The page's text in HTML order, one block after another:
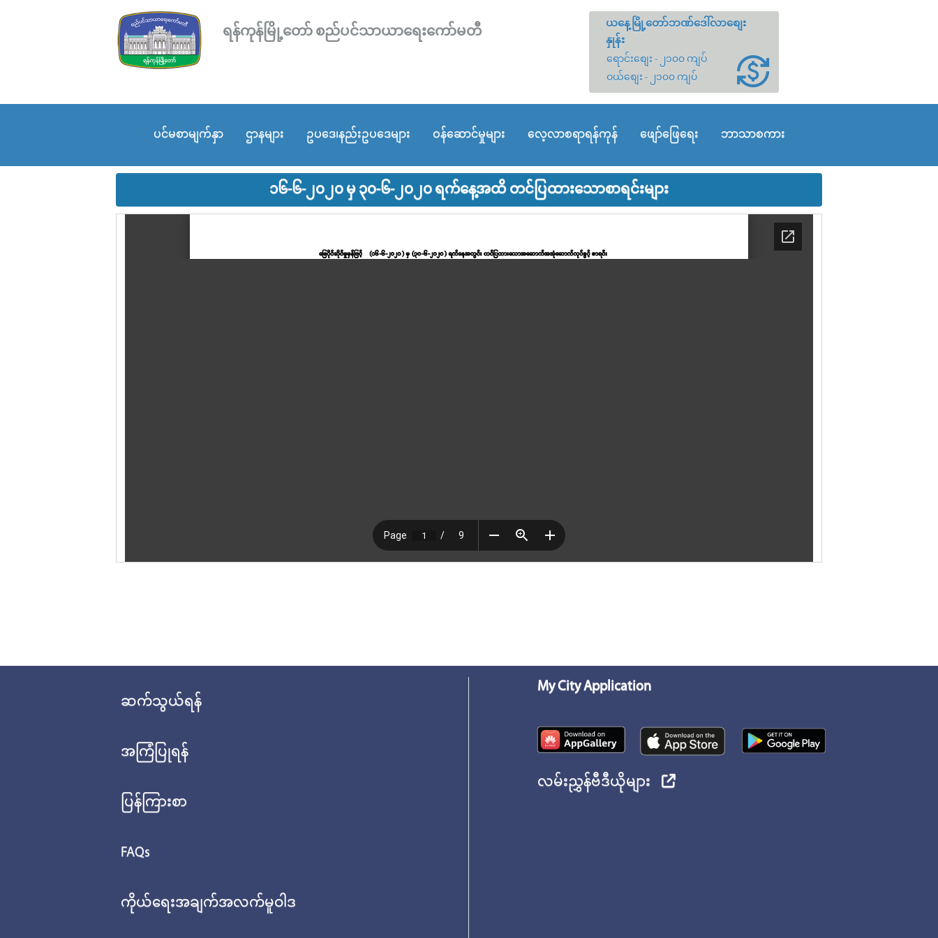
ရန်ကုန်မြို့တော် စည်ပင်သာယာရေးကော်မတီ
ယနေ့မြို့တော်ဘဏ်ဒေါ်လာစျေး
နှုန်း
ရောင်းစျေး - ၂၁၀၀ ကျပ်
ဝယ်စျေး - ၂၁၀၀ ကျပ်
ပင်မစာမျက်နှာ ဌာနများ ဥပဒေ၊နည်းဥပဒေများ ဝန်ဆောင်မှုများ လေ့လာစရာရန်ကုန် ဖျော်ဖြေရေး ဘာသာစကား
၁၆-၆-၂၀၂၀ မှ ၃၀-၆-၂၀၂၀ ရက်နေ့အထိ တင်ပြထားသောစာရင်းများ
ဆက်သွယ်ရန်
အကြံပြုရန်
ပြန်ကြားစာ
FAQs
ကိုယ်ရေးအချက်အလက်မူဝါဒ
My City Application
လမ်းညွှန်ဗီဒီယိုများ